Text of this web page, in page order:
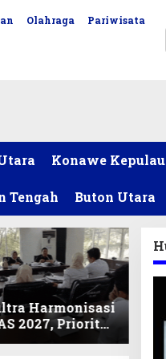
Olahraga Pariwisata
Konawe
Tengah Buton Utara
Harmonisasi
2027, Prioritas
Kebudayaan,